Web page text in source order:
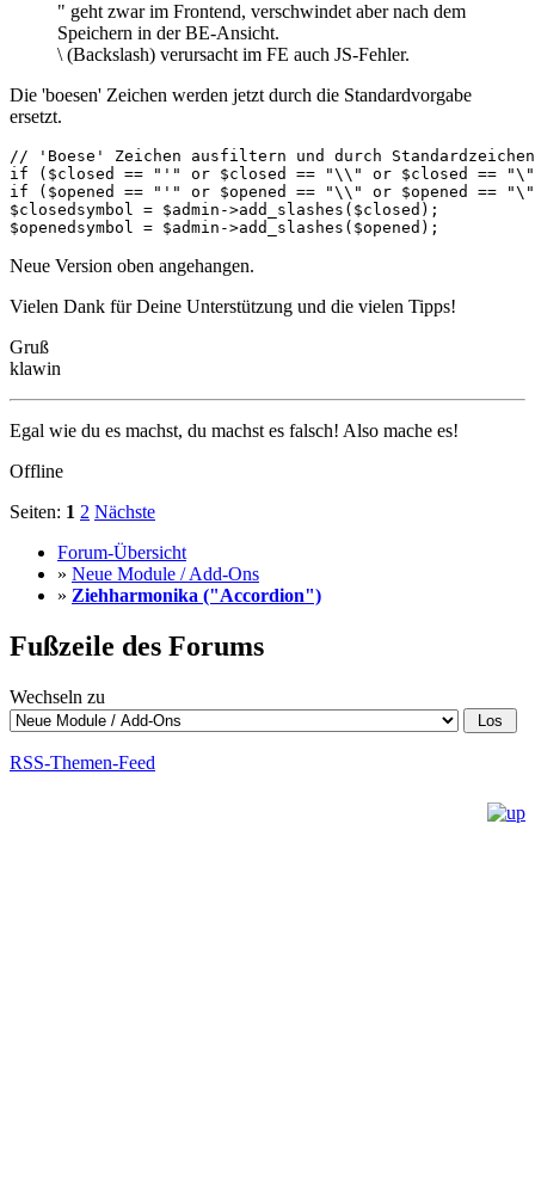
" geht zwar im Frontend, verschwindet aber nach dem
Speichern in der BE-Ansicht.
\ (Backslash) verursacht im FE auch JS-Fehler.
Die 'boesen' Zeichen werden jetzt durch die Standardvorgabe
ersetzt.
// 'Boese' Zeichen ausfiltern und durch
if ($closed == "'" or $closed == "\\" or $closed ==
if ($opened == "'" or $opened == "\\" or $opened ==
$closedsymbol = $admin->add_slashes($closed);
$openedsymbol = $admin->add_slashes($opened);
Neue Version oben angehangen.
Vielen Dank für Deine Unterstützung und die vielen Tipps!
Gruß
klawin
Egal wie du es machst, du machst es falsch! Also mache es!
Offline
Seiten: 1 2 Nächste
Forum-Übersicht
» Neue Module / Add-Ons
» Ziehharmonika ("Accordion")
Fußzeile des Forums
Wechseln zu
RSS-Themen-Feed